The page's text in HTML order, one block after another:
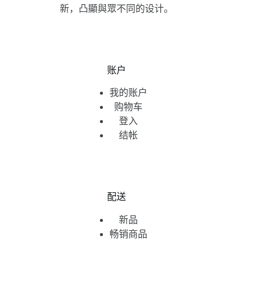
新，凸顯與眾不同的设计。
账户
我的账户
购物车
登入
结帐
配送
新品
畅销商品